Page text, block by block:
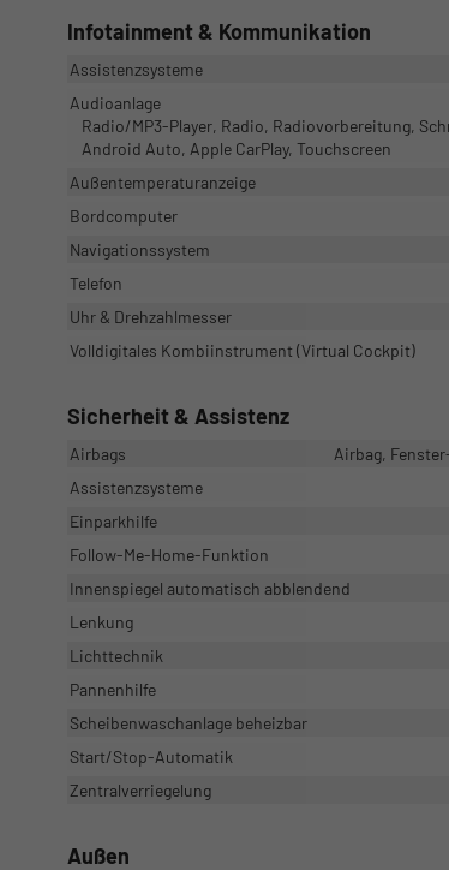
Infotainment & Kommunikation
Assistenzsysteme
Audioanlage
Radio/MP3-Player, Radio, Radiovorbereitung,
Android Auto, Apple CarPlay, Touchscreen
Außentemperaturanzeige
Bordcomputer
Navigationssystem
Telefon
Uhr & Drehzahlmesser
Volldigitales Kombiinstrument (Virtual Cockpit)
Sicherheit & Assistenz
Airbags
Airbag,
Assistenzsysteme
Einparkhilfe
Follow-Me-Home-Funktion
Innenspiegel automatisch abblendend
Lenkung
Lichttechnik
Pannenhilfe
Scheibenwaschanlage beheizbar
Start/Stop-Automatik
Zentralverriegelung
Außen